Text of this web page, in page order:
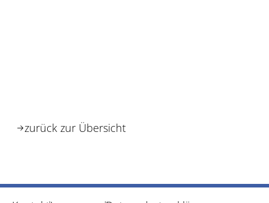
zurück zur Übersicht